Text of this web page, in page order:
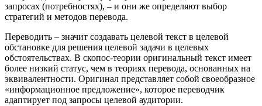
запросах (потребностях), – и они же определяют выбор
стратегий и методов перевода.
Переводить – значит создавать целевой текст в целевой
обстановке для решения целевой задачи в целевых
обстоятельствах. В скопос-теории оригинальный текст имеет
более низкий статус, чем в теориях перевода, основанных на
эквивалентности. Оригинал представляет собой своеобразное
«информационное предложение», которое переводчик
адаптирует под запросы целевой аудитории.